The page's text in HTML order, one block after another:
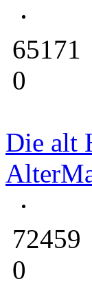
65171
0
Die alt
72459
0